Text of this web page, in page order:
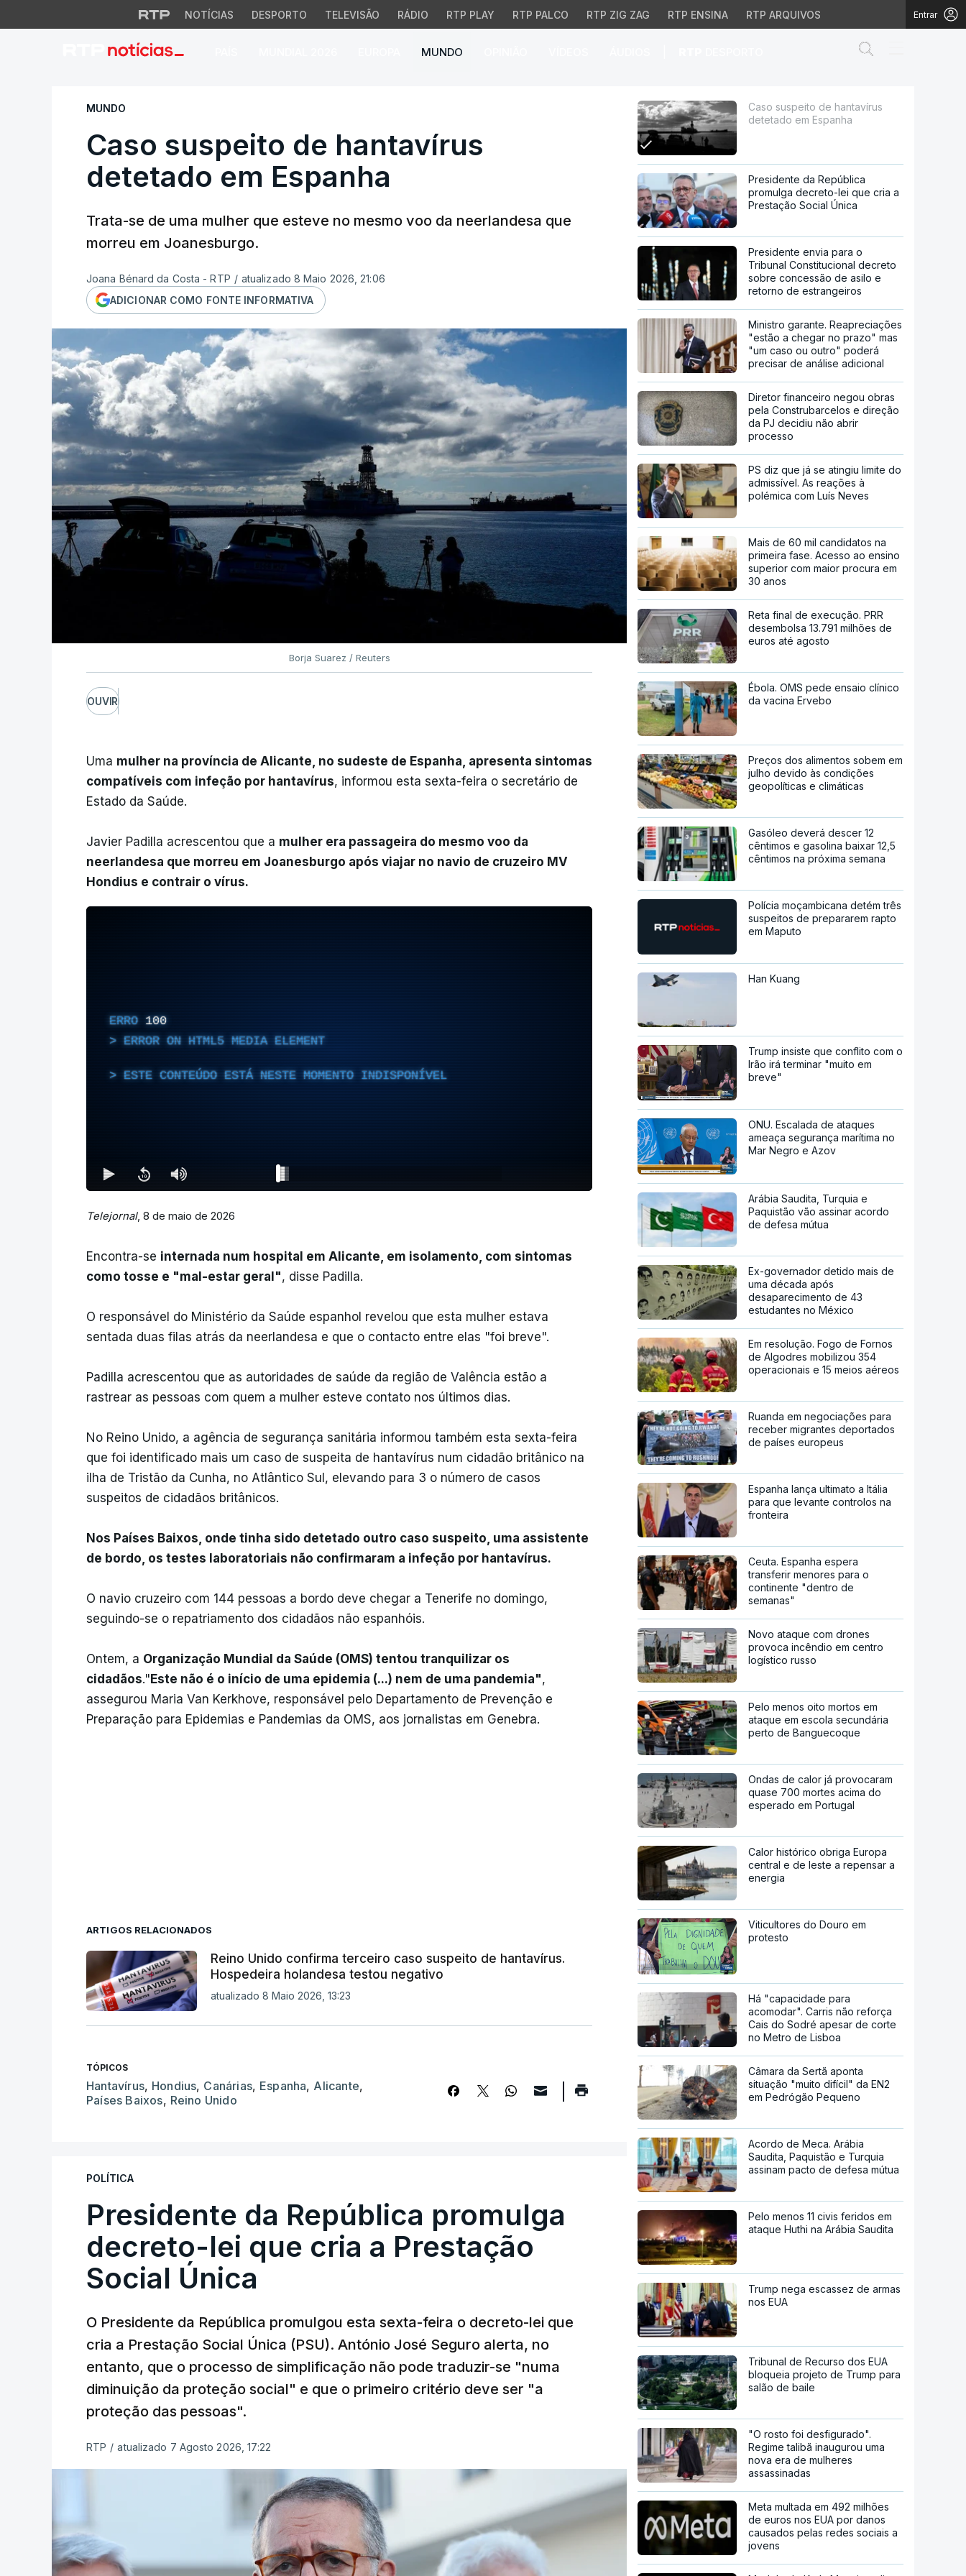
NOTÍCIAS DESPORTO TELEVISÃO RÁDIO RTP PLAY RTP PALCO RTP ZIG ZAG RTP ENSINA RTP ARQUIVOS Entrar
MUNDO
Caso suspeito de hantavírus detetado em Espanha
MUNDO
Caso suspeito de hantavírus
detetado em Espanha
Trata-se de uma mulher que esteve no mesmo voo da neerlandesa que
morreu em Joanesburgo.
Joana Bénard da Costa - RTP / atualizado 8 Maio 2026, 21:06
ADICIONAR COMO FONTE INFORMATIVA
Borja Suarez / Reuters
OUVIR
Uma mulher na província de Alicante, no sudeste de Espanha, apresenta sintomas
compatíveis com infeção por hantavírus, informou esta sexta-feira o secretário de
Estado da Saúde.
Javier Padilla acrescentou que a mulher era passageira do mesmo voo da
neerlandesa que morreu em Joanesburgo após viajar no navio de cruzeiro MV
Hondius e contrair o vírus.
ERRO 100
ERROR ON HTML5 MEDIA ELEMENT
ESTE CONTEÚDO ESTÁ NESTE MOMENTO INDISPONÍVEL
Telejornal, 8 de maio de 2026
Encontra-se internada num hospital em Alicante, em isolamento, com sintomas
como tosse e "mal-estar geral", disse Padilla.
O responsável do Ministério da Saúde espanhol revelou que esta mulher estava
sentada duas filas atrás da neerlandesa e que o contacto entre elas "foi breve".
Padilla acrescentou que as autoridades de saúde da região de Valência estão a
rastrear as pessoas com quem a mulher esteve contato nos últimos dias.
No Reino Unido, a agência de segurança sanitária informou também esta sexta-feira
que foi identificado mais um caso de suspeita de hantavírus num cidadão britânico na
ilha de Tristão da Cunha, no Atlântico Sul, elevando para 3 o número de casos
suspeitos de cidadãos britânicos.
Nos Países Baixos, onde tinha sido detetado outro caso suspeito, uma assistente
de bordo, os testes laboratoriais não confirmaram a infeção por hantavírus.
O navio cruzeiro com 144 pessoas a bordo deve chegar a Tenerife no domingo,
seguindo-se o repatriamento dos cidadãos não espanhóis.
Ontem, a Organização Mundial da Saúde (OMS) tentou tranquilizar os
cidadãos." Este não é o início de uma epidemia (...) nem de uma pandemia",
assegurou Maria Van Kerkhove, responsável pelo Departamento de Prevenção e
Preparação para Epidemias e Pandemias da OMS, aos jornalistas em Genebra.
ARTIGOS RELACIONADOS
Reino Unido confirma terceiro caso suspeito de hantavírus.
Hospedeira holandesa testou negativo
atualizado 8 Maio 2026, 13:23
TÓPICOS
Hantavírus, Hondius, Canárias, Espanha, Alicante,
Países Baixos, Reino Unido
POLÍTICA
Presidente da República promulga
decreto-lei que cria a Prestação
Social Única
O Presidente da República promulgou esta sexta-feira o decreto-lei que
cria a Prestação Social Única (PSU). António José Seguro alerta, no
entanto, que o processo de simplificação não pode traduzir-se "numa
diminuição da proteção social" e que o primeiro critério deve ser "a
proteção das pessoas".
RTP / atualizado 7 Agosto 2026, 17:22
Caso suspeito de hantavírus
detetado em Espanha
Presidente da República
promulga decreto-lei que cria a
Prestação Social Única
Presidente envia para o
Tribunal Constitucional decreto
sobre concessão de asilo e
retorno de estrangeiros
Ministro garante. Reapreciações
"estão a chegar no prazo" mas
"um caso ou outro" poderá
precisar de análise adicional
Diretor financeiro negou obras
pela Construbarcelos e direção
da PJ decidiu não abrir
processo
PS diz que já se atingiu limite do
admissível. As reações à
polémica com Luís Neves
Mais de 60 mil candidatos na
primeira fase. Acesso ao ensino
superior com maior procura em
30 anos
Reta final de execução. PRR
desembolsa 13.791 milhões de
euros até agosto
Ébola. OMS pede ensaio clínico
da vacina Ervebo
Preços dos alimentos sobem em
julho devido às condições
geopolíticas e climáticas
Gasóleo deverá descer 12
cêntimos e gasolina baixar 12,5
cêntimos na próxima semana
Polícia moçambicana detém três
suspeitos de prepararem rapto
em Maputo
Han Kuang
Trump insiste que conflito com o
Irão irá terminar "muito em
breve"
ONU. Escalada de ataques
ameaça segurança marítima no
Mar Negro e Azov
Arábia Saudita, Turquia e
Paquistão vão assinar acordo
de defesa mútua
Ex-governador detido mais de
uma década após
desaparecimento de 43
estudantes no México
Em resolução. Fogo de Fornos
de Algodres mobilizou 354
operacionais e 15 meios aéreos
Ruanda em negociações para
receber migrantes deportados
de países europeus
Espanha lança ultimato a Itália
para que levante controlos na
fronteira
Ceuta. Espanha espera
transferir menores para o
continente "dentro de
semanas"
Novo ataque com drones
provoca incêndio em centro
logístico russo
Pelo menos oito mortos em
ataque em escola secundária
perto de Banguecoque
Ondas de calor já provocaram
quase 700 mortes acima do
esperado em Portugal
Calor histórico obriga Europa
central e de leste a repensar a
energia
Viticultores do Douro em
protesto
Há "capacidade para
acomodar". Carris não reforça
Cais do Sodré apesar de corte
no Metro de Lisboa
Câmara da Sertã aponta
situação "muito difícil" da EN2
em Pedrógão Pequeno
Acordo de Meca. Arábia
Saudita, Paquistão e Turquia
assinam pacto de defesa mútua
Pelo menos 11 civis feridos em
ataque Huthi na Arábia Saudita
Trump nega escassez de armas
nos EUA
Tribunal de Recurso dos EUA
bloqueia projeto de Trump para
salão de baile
"O rosto foi desfigurado".
Regime talibã inaugurou uma
nova era de mulheres
assassinadas
Meta multada em 492 milhões
de euros nos EUA por danos
causados pelas redes sociais a
jovens